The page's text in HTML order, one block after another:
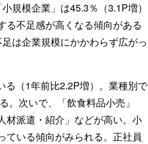
規模企業」は45.3％（3.1P増）
る不足感が高くなる傾向がある
は企業規模にかかわらず広がっ
る（1年前比2.2P増）。業種別で
。次いで、「飲食料品小売」
材派遣・紹介」などが高い。小
ている傾向がみられる。正社員